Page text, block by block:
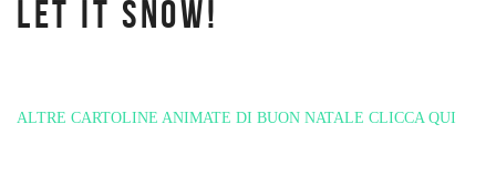
LET IT SNOW!
ALTRE CARTOLINE ANIMATE DI BUON NATALE CLICCA QUI